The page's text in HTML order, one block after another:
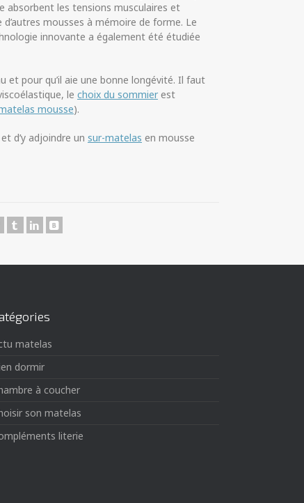
absorbent les tensions musculaires et
mousses à mémoire de forme. Le
innovante a également été étudiée
et pour qu’il aie une bonne longévité. Il faut
le choix du sommier est
mousse).
d’y adjoindre un sur-matelas en mousse
matelas
dormir
à coucher
son matelas
literie